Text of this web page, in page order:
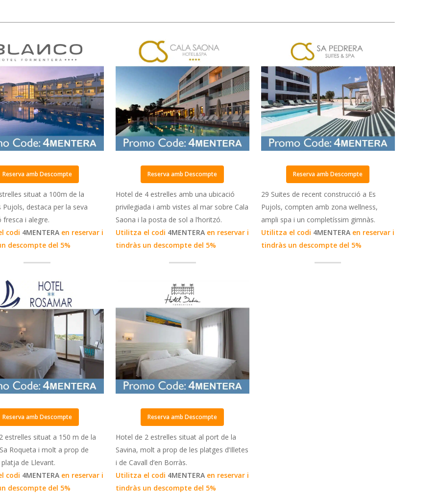
Reserva amb Descompte
situat a 100m de la
Pujols, destaca per la seva
fresca i alegre.
codi 4MENTERA en reservar i
descompte del 5%
Reserva amb Descompte
Hotel de 4 estrelles amb una ubicació
privilegiada i amb vistes al mar sobre Cala
Saona i la posta de sol a l’horitzó.
Utilitza el codi 4MENTERA en reservar i
tindràs un descompte del 5%
Reserva amb Descompte
29 Suites de recent construcció a Es
Pujols, compten amb zona wellness,
ampli spa i un completíssim gimnàs.
Utilitza el codi 4MENTERA en reservar i
tindràs un descompte del 5%
Reserva amb Descompte
estrelles situat a 150 m de la
Roqueta i molt a prop de
de Llevant.
codi 4MENTERA en reservar i
descompte del 5%
Reserva amb Descompte
Hotel de 2 estrelles situat al port de la
Savina, molt a prop de les platges d’Illetes
i de Cavall d’en Borràs.
Utilitza el codi 4MENTERA en reservar i
tindràs un descompte del 5%